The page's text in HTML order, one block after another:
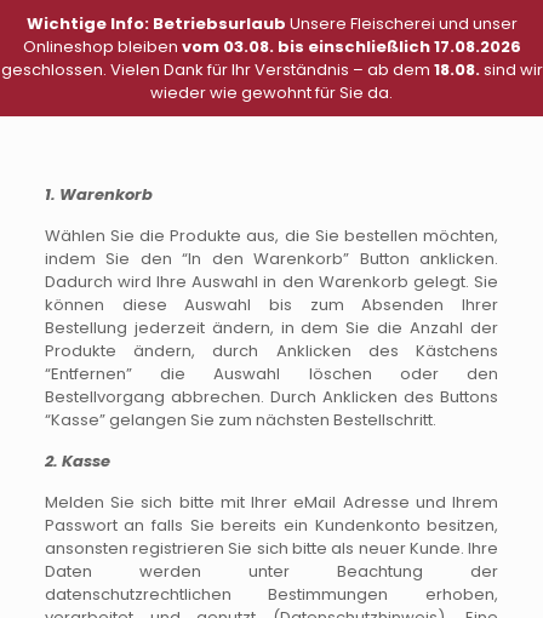
0
1. Warenkorb
Wählen Sie die Produkte aus, die Sie bestellen möchten,
indem Sie den “In den Warenkorb” Button anklicken.
Dadurch wird Ihre Auswahl in den Warenkorb gelegt. Sie
können diese Auswahl bis zum Absenden Ihrer
Bestellung jederzeit ändern, in dem Sie die Anzahl der
Produkte ändern, durch Anklicken des Kästchens
“Entfernen” die Auswahl löschen oder den
Bestellvorgang abbrechen. Durch Anklicken des Buttons
“Kasse” gelangen Sie zum nächsten Bestellschritt.
2. Kasse
Melden Sie sich bitte mit Ihrer eMail Adresse und Ihrem
Passwort an falls Sie bereits ein Kundenkonto besitzen,
ansonsten registrieren Sie sich bitte als neuer Kunde. Ihre
Daten werden unter Beachtung der
datenschutzrechtlichen Bestimmungen erhoben,
Wichtige Info: Betriebsurlaub Unsere Fleischerei und unser
Onlineshop bleiben vom 03.08. bis einschließlich 17.08.2026
geschlossen. Vielen Dank für Ihr Verständnis – ab dem 18.08.sind wir
wieder wie gewohnt für Sie da.